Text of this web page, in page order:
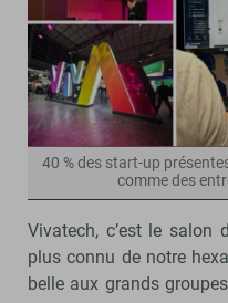
40 % des start-up
comme des
Vivatech, c’est le salon
plus connu de notre
belle aux grands